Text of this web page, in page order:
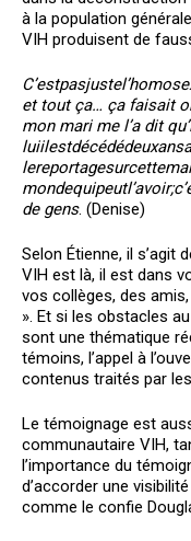
à la population
VIH produisent de
C’estpasjuste
et tout ça… ça faisait
mon mari me l’a dit
luiilestdécédédeuxans
lereportagesurcette
mondequipeutl’avoir;
de gens. (Denise)
Selon Étienne, il s’agit
VIH est là, il est dans
vos collèges, des
». Et si les obstacles
sont une thématique
témoins, l’appel à
contenus traités par
Le témoignage est
communautaire VIH,
l’importance du
d’accorder une
comme le confie